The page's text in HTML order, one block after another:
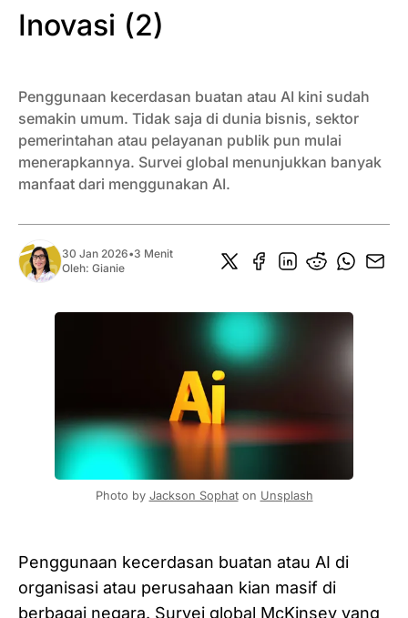
Inovasi (2)
Penggunaan kecerdasan buatan atau AI kini sudah
semakin umum. Tidak saja di dunia bisnis, sektor
pemerintahan atau pelayanan publik pun mulai
menerapkannya. Survei global menunjukkan banyak
manfaat dari menggunakan AI.
30 Jan 2026•3 Menit
Oleh: Gianie
Photo by Jackson Sophat on Unsplash
Penggunaan kecerdasan buatan atau AI di
organisasi atau perusahaan kian masif di
berbagai negara. Survei global McKinsey yang